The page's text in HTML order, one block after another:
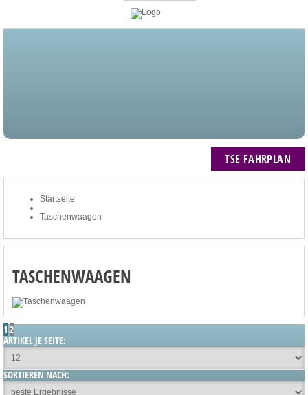
TSE FAHRPLAN
Startseite
Taschenwaagen
TASCHENWAAGEN
1 2
ARTIKEL JE SEITE:
SORTIEREN NACH: